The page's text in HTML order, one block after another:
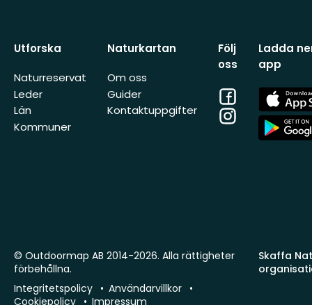
Utforska
Naturreservat
Leder
Län
Kommuner
Naturkartan
Om oss
Guider
Kontaktuppgifter
Följ
oss
Facebook
Instagram
Ladda
app
App
Store
App
Store
Skaffa
© Outdoormap AB 2014-2026. Alla rättigheter
förbehållna.
Integritetspolicy
Användarvillkor
Cookiepolicy
Impressum